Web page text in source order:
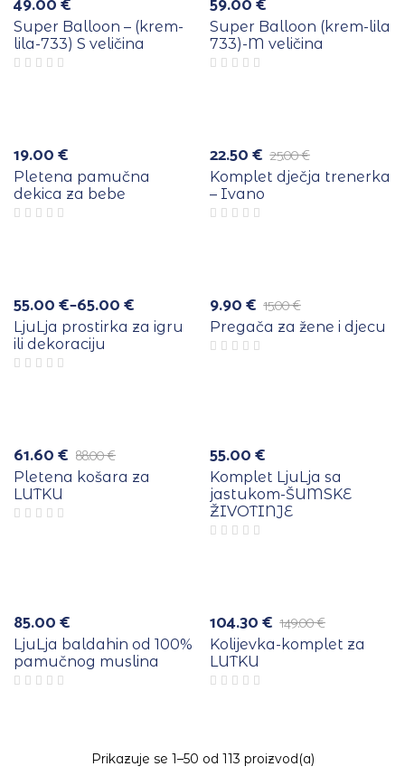
49.00€
Super Balloon – (krem-
lila-733) S veličina
59.00€
Super Balloon (krem-lila
733)-M veličina
19.00€
Pletena pamučna
dekica za bebe
25.00€
Izvorna
cijena
bila
je:
22.50€
Trenutna
cijena
je:
22.50 €.
Komplet dječja trenerka
– Ivano
55.00€–65.00€
Raspon
cijena:
od
55.00 €
LjuLja prostirka za igru
ili dekoraciju
15.00€
Izvorna
cijena
bila
9.90€
Trenutna
cijena
je:
Pregača za žene i djecu
88.00€
Izvorna
cijena
bila
je:
61.60€
Trenutna
cijena
je:
61.60 €.
Pletena košara za
LUTKU
55.00€
Komplet LjuLja sa
jastukom-ŠUMSKE
ŽIVOTINJE
85.00€
LjuLja baldahin od 100%
pamučnog muslina
149.00€
Izvorna
cijena
bila
je:
104.30€
Trenutna
cijena
je:
104.30 €.
Kolijevka-komplet za
LUTKU
Prikazuje se 1–50 od 113 proizvod(a)